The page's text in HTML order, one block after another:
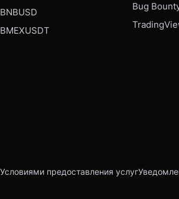
BNBUSD
BMEXUSDT
Bug
Условиями предоставления услуг